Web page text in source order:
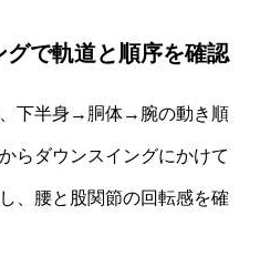
で軌道と順序を確認
下半身→胴体→腕の動き順
らダウンスイングにかけて
、腰と股関節の回転感を確